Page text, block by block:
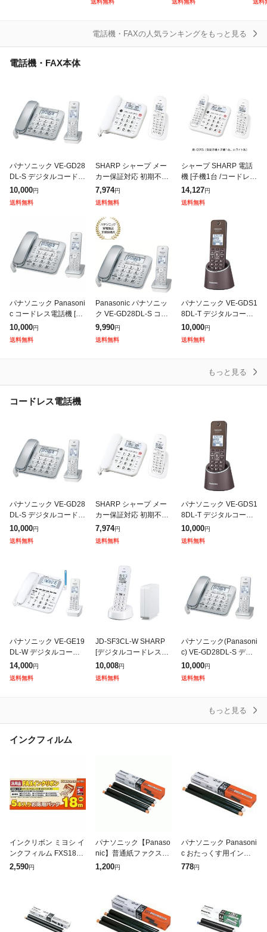
送料無料
送料無料
送料
電話機・FAXの人気ランキングをもっと見る
電話機・FAX本体
パナソニック VE-GD28
DL-S デジタルコードレ
ス電話機 子機1台付き
シルバー
10,000円
送料無料
SHARP シャープ メー
カー保証対応 初期不良
対応 JD-G33CL デジタ
ルコードレス電話機 ホ
P
7,974円
送料無料
シャープ SHARP 電話
機 [子機1台 /コードレ
ス] ホワイト系 JD-G57
CL
14,127円
送料無料
パナソニック Panasoni
c コードレス電話機 [子
機1台 / コードレス] シ
ルバー VE-GD28DL-S
10,000円
送料無料
Panasonic パナソニッ
ク VE-GD28DL-S コー
ドレス電話機(子機1台
付き)
9,990円
送料無料
パナソニック VE-GDS1
8DL-T デジタルコード
レス電話機 充電台付親
機および子機1台 ブラ
10,000円
送料無料
もっと見る
コードレス電話機
パナソニック VE-GD28
DL-S デジタルコードレ
ス電話機 子機1台付き
シルバー
10,000円
送料無料
SHARP シャープ メー
カー保証対応 初期不良
対応 JD-G33CL デジタ
ルコードレス電話機 ホ
7,974円
送料無料
パナソニック VE-GDS1
8DL-T デジタルコード
レス電話機 充電台付親
機および子機1台 ブラ
10,000円
送料無料
パナソニック VE-GE19
DL-W デジタルコード
レス電話機(子機1台付
き) ホワイト
14,000円
送料無料
JD-SF3CL-W SHARP
[デジタルコードレス電
話機(子機1台タイプ) ホ
ワイト系]
10,008円
送料無料
パナソニック(Panasoni
c) VE-GD28DL-S デジ
タルコードレス電話機
子機1台付き 迷惑電話
10,000円
送料無料
もっと見る
インクフィルム
インクリボン ミヨシ イ
ンクフィルム FXS18PB
-5 パナソニック汎用 FA
2,590円
パナソニック【Panaso
nic】普通紙ファクス用
インクフィルム2本入 K
1,200円
パナソニック Panasoni
c おたっくす用インク
フィルム KX‐FAN190
778円